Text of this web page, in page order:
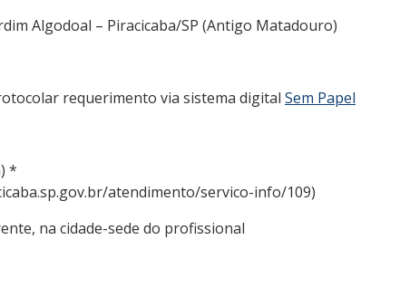
Algodoal – Piracicaba/SP (Antigo Matadouro)
requerimento via sistema digital Sem Papel
*
atendimento/servico-info/109)
na cidade-sede do profissional